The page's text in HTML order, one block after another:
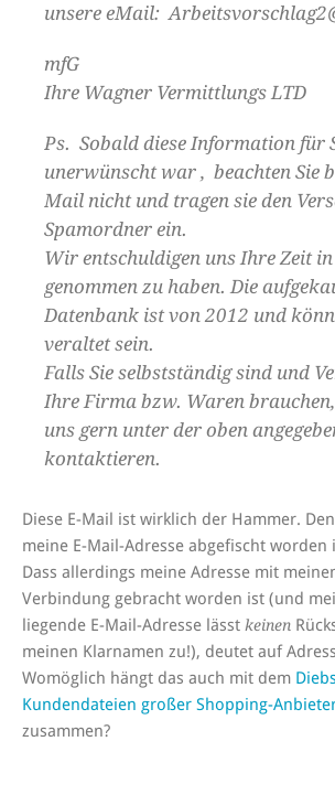
unsere eMail:
mfG
Ihre Wagner Vermittlungs LTD
Ps. Sobald diese Information für
unerwünscht war , beachten Sie
Mail nicht und tragen sie den
Spamordner ein.
Wir entschuldigen uns Ihre Zeit
genommen zu haben. Die
Datenbank ist von 2012 und
veraltet sein.
Falls Sie selbstständig sind und
Ihre Firma bzw. Waren
uns gern unter der oben
kontaktieren.
Diese E-Mail ist wirklich der Hammer.
meine E-Mail-Adresse abgefischt worden
Dass allerdings meine Adresse mit
Verbindung gebracht worden ist (und
liegende E-Mail-Adresse lässt keinen
meinen Klarnamen zu!), deutet auf
Womöglich hängt das auch mit dem
Kundendateien großer Shopping-
zusammen?